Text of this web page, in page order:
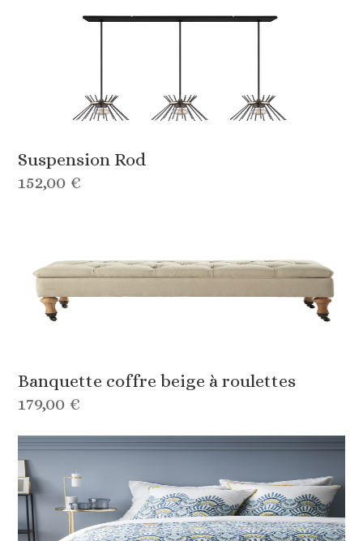
Suspension Rod
152,00 €
Banquette coffre beige à roulettes
179,00 €